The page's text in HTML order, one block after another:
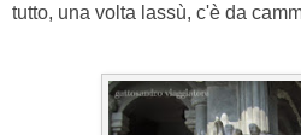
tutto, una volta lassù, c'è da